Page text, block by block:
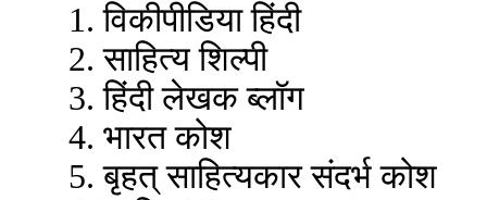
1. विकीपीडिया हिंदी
2. साहित्य शिल्पी
3. हिंदी लेखक ब्लॉग
4. भारत कोश
5. बृहत् साहित्यकार संदर्भ कोश